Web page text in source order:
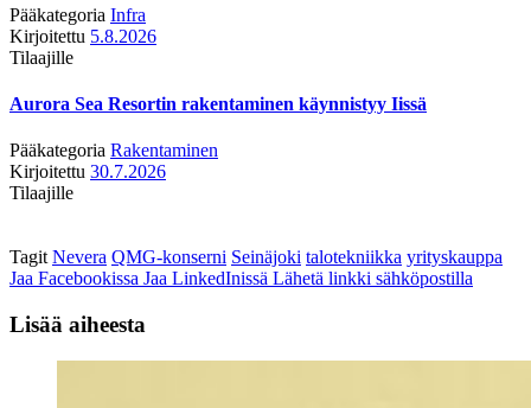
Pääkategoria Infra
Kirjoitettu 5.8.2026
Tilaajille
Aurora Sea Resortin rakentaminen käynnistyy Iissä
Pääkategoria Rakentaminen
Kirjoitettu 30.7.2026
Tilaajille
Tagit Nevera QMG-konserni Seinäjoki talotekniikka yrityskauppa
Jaa Facebookissa Jaa LinkedInissä Lähetä linkki sähköpostilla
Lisää aiheesta